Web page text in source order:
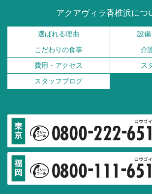
アクアヴィラ香椎浜につ
選ばれる理由
設
こだわりの食事
介
費用・アクセス
ス
スタッフブログ